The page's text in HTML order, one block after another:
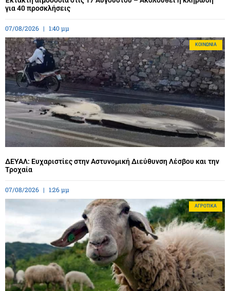
για 40 προσκλήσεις
07/08/2026 1:40 μμ
ΚΟΙΝΩΝΊΑ
ΔΕΥΑΛ: Ευχαριστίες στην Αστυνομική Διεύθυνση Λέσβου και την
Τροχαία
07/08/2026 1:26 μμ
ΑΓΡΟΤΙΚΆ